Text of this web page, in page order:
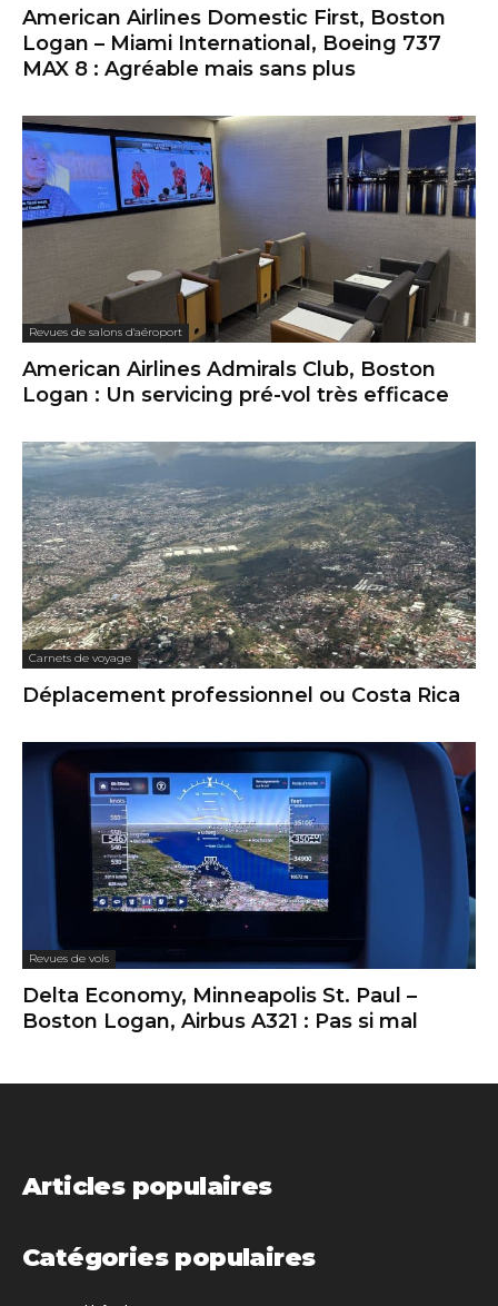
American Airlines Domestic First, Boston
Logan – Miami International, Boeing 737
MAX 8 : Agréable mais sans plus
Revues de salons d'aéroport
American Airlines Admirals Club, Boston
Logan : Un servicing pré-vol très efficace
Carnets de voyage
Déplacement professionnel ou Costa Rica
Revues de vols
Delta Economy, Minneapolis St. Paul –
Boston Logan, Airbus A321 : Pas si mal
Articles populaires
Catégories populaires